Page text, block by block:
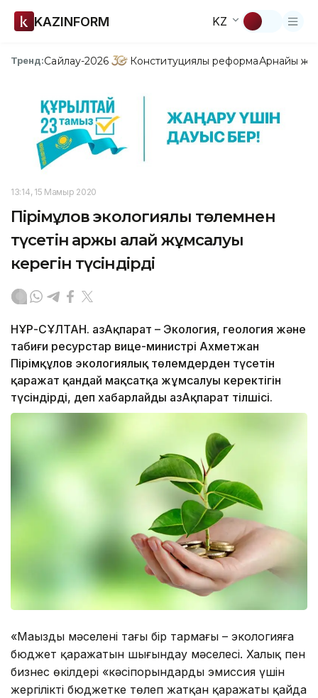
KAZINFORM KZ
Тренд:Сайлау-2026 Конституциялық реформаАрнайы
13:14, 15 Мамыр 2020
Пірімқұлов экологиялық төлемнен
түсетін қаржы қалай жұмсалуы
керегін түсіндірді
НҰР-СҰЛТАН. ҚазАқпарат – Экология, геология және
табиғи ресурстар вице-министрі Ахметжан
Пірімқұлов экологиялық төлемдерден түсетін
қаражат қандай мақсатқа жұмсалуы керектігін
түсіндірді, деп хабарлайды ҚазАқпарат тілшісі.
«Маңызды мәселенің тағы бір тармағы – экологияға
бюджет қаражатын шығындау мәселесі. Халық пен
бизнес өкілдері «кәсіпорындардың эмиссия үшін
жергілікті бюджетке төлеп жатқан қаражаты қайда